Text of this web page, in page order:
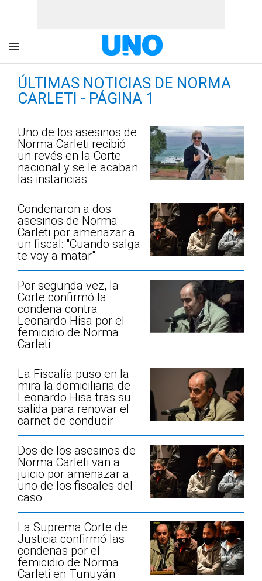
ÚLTIMAS NOTICIAS DE NORMA
CARLETI - PÁGINA 1
Uno de los asesinos de
Norma Carleti recibió
un revés en la Corte
nacional y se le acaban
las instancias
Condenaron a dos
asesinos de Norma
Carleti por amenazar a
un fiscal: "Cuando salga
te voy a matar"
Por segunda vez, la
Corte confirmó la
condena contra
Leonardo Hisa por el
femicidio de Norma
Carleti
La Fiscalía puso en la
mira la domiciliaria de
Leonardo Hisa tras su
salida para renovar el
carnet de conducir
Dos de los asesinos de
Norma Carleti van a
juicio por amenazar a
uno de los fiscales del
caso
La Suprema Corte de
Justicia confirmó las
condenas por el
femicidio de Norma
Carleti en Tunuyán